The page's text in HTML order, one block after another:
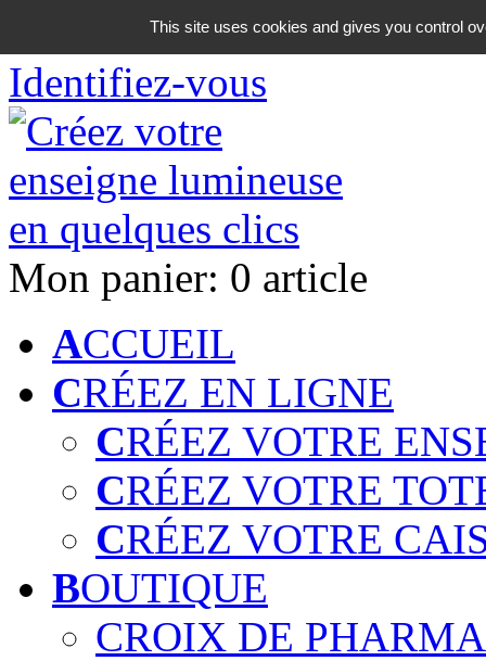
06 18 42 08 59
Identifiez-vous
Mon panier: 0 article
ACCUEIL
CRÉEZ EN LIGNE
CRÉEZ VOTRE
CRÉEZ VOTRE
CRÉEZ VOTRE
BOUTIQUE
CROIX DE
This site uses cookies and gives you control